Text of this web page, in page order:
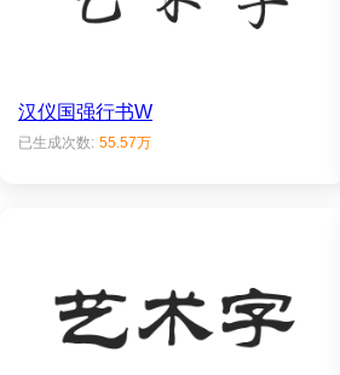
汉仪国强行书W
已生成次数: 55.57万